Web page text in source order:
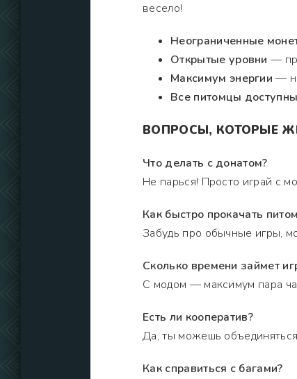
весело!
Неограниченные
Открытые уровни —
Максимум энергии —
Все питомцы доступны
ВОПРОСЫ, КОТОРЫЕ
Что делать с донатом?
Не парься! Просто играй с
Как быстро прокачать
Забудь про обычные игры,
Сколько времени займет
С модом — максимум пара
Есть ли кооператив?
Да, ты можешь
Как справиться с багами?